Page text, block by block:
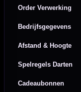
Order Verwerking
Bedrijfsgegevens
Afstand & Hoogte
Spelregels Darten
Cadeaubonnen